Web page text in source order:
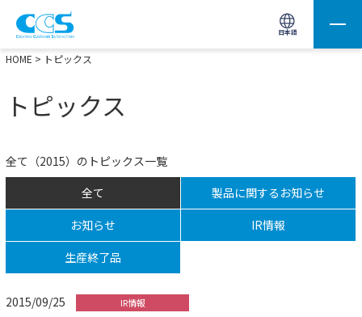
日本語
画像処理用の製品検索 サイト内検索(Enterで実行)
HOME > トピックス
トピックス
全て（2015）のトピックス一覧
全て
製品に関するお知らせ
お知らせ
IR情報
生産終了品
2015/09/25 IR情報